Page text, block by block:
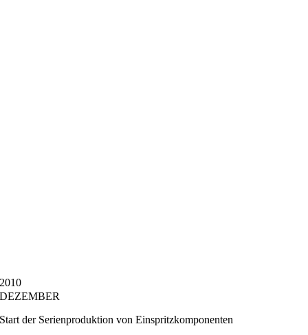
2010
DEZEMBER
Start der Serienproduktion von Einspritzkomponenten